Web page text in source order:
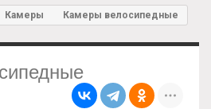
Камеры Камеры велосипедные